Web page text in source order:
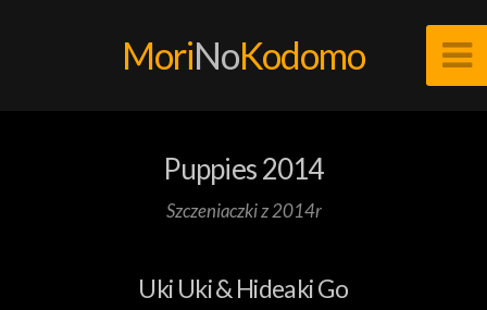
MoriNoKodomo
Puppies 2014
Szczeniaczki z 2014r
Uki Uki & Hideaki Go